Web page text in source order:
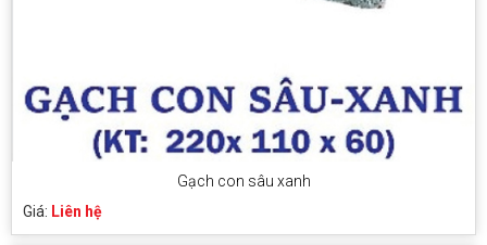
Gạch con sâu xanh
Giá: Liên hệ